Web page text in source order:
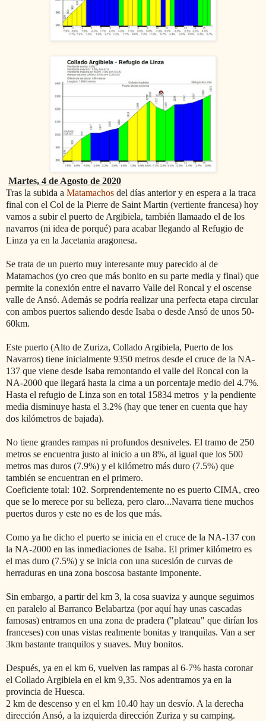
Martes, 4 de Agosto de 2020
Tras la subida a Matamachos del días anterior y en espera a la traca
final con el Col de la Pierre de Saint Martin (vertiente francesa) hoy
vamos a subir el puerto de Argibiela, también llamaado el de los
navarros (ni idea de porqué) para acabar llegando al Refugio de
Linza ya en la Jacetania aragonesa.
Se trata de un puerto muy interesante muy parecido al de
Matamachos (yo creo que más bonito en su parte media y final) que
permite la conexión entre el navarro Valle del Roncal y el oscense
valle de Ansó. Además se podría realizar una perfecta etapa circular
con ambos puertos saliendo desde Isaba o desde Ansó de unos 50-
60km.
Este puerto (Alto de Zuriza, Collado Argibiela, Puerto de los
Navarros) tiene inicialmente 9350 metros desde el cruce de la NA-
137 que viene desde Isaba remontando el valle del Roncal con la
NA-2000 que llegará hasta la cima a un porcentaje medio del 4.7%.
Hasta el refugio de Linza son en total 15834 metros y la pendiente
media disminuye hasta el 3.2% (hay que tener en cuenta que hay
dos kilómetros de bajada).
No tiene grandes rampas ni profundos desniveles. El tramo de 250
metros se encuentra justo al inicio a un 8%, al igual que los 500
metros mas duros (7.9%) y el kilómetro más duro (7.5%) que
también se encuentran en el primero.
Coeficiente total: 102. Sorprendentemente no es puerto CIMA, creo
que se lo merece por su belleza, pero claro...Navarra tiene muchos
puertos duros y este no es de los que más.
Como ya he dicho el puerto se inicia en el cruce de la NA-137 con
la NA-2000 en las inmediaciones de Isaba. El primer kilómetro es
el mas duro (7.5%) y se inicia con una sucesión de curvas de
herraduras en una zona boscosa bastante imponente.
Sin embargo, a partir del km 3, la cosa suaviza y aunque seguimos
en paralelo al Barranco Belabartza (por aquí hay unas cascadas
famosas) entramos en una zona de pradera ("plateau" que dirían los
franceses) con unas vistas realmente bonitas y tranquilas. Van a ser
3km bastante tranquilos y suaves. Muy bonitos.
Después, ya en el km 6, vuelven las rampas al 6-7% hasta coronar
el Collado Argibiela en el km 9,35. Nos adentramos ya en la
provincia de Huesca.
2 km de descenso y en el km 10.40 hay un desvío. A la derecha
dirección Ansó, a la izquierda dirección Zuriza y su camping.